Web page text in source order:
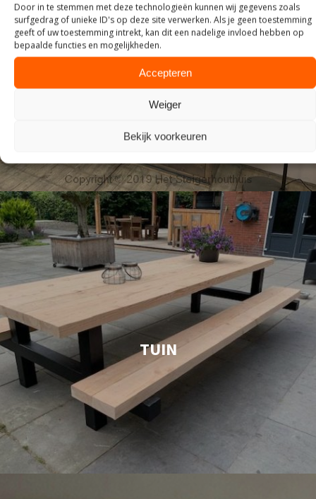
Door in te stemmen met deze technologieën kunnen wij gegevens zoals
surfgedrag of unieke ID's op deze site verwerken. Als je geen toestemming
geeft of uw toestemming intrekt, kan dit een nadelige invloed hebben op
bepaalde functies en mogelijkheden.
Accepteren
Weiger
Bekijk voorkeuren
KASTEN
TUIN